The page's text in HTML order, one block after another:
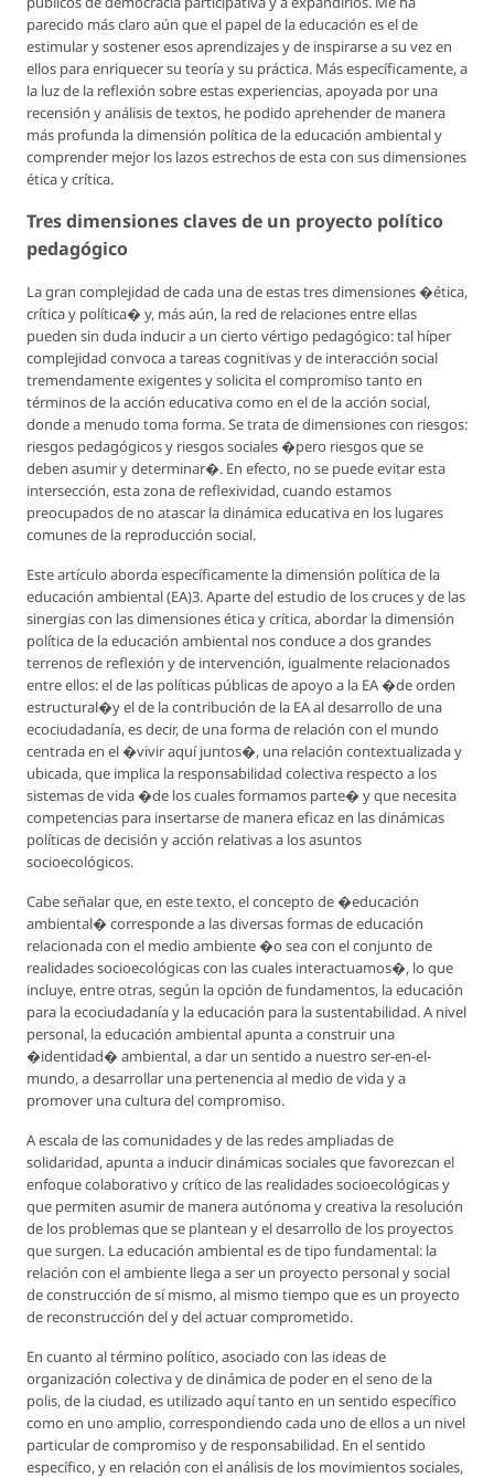
parecido más claro aún que el papel de la educación es el de
estimular y sostener esos aprendizajes y de inspirarse a su vez en
ellos para enriquecer su teoría y su práctica. Más específicamente, a
la luz de la reflexión sobre estas experiencias, apoyada por una
recensión y análisis de textos, he podido aprehender de manera
más profunda la dimensión política de la educación ambiental y
comprender mejor los lazos estrechos de esta con sus dimensiones
ética y crítica.
Tres dimensiones claves de un proyecto político
pedagógico
La gran complejidad de cada una de estas tres dimensiones �ética,
crítica y política� y, más aún, la red de relaciones entre ellas
pueden sin duda inducir a un cierto vértigo pedagógico: tal híper
complejidad convoca a tareas cognitivas y de interacción social
tremendamente exigentes y solicita el compromiso tanto en
términos de la acción educativa como en el de la acción social,
donde a menudo toma forma. Se trata de dimensiones con riesgos:
riesgos pedagógicos y riesgos sociales �pero riesgos que se
deben asumir y determinar�. En efecto, no se puede evitar esta
intersección, esta zona de reflexividad, cuando estamos
preocupados de no atascar la dinámica educativa en los lugares
comunes de la reproducción social.
Este artículo aborda específicamente la dimensión política de la
educación ambiental (EA)3. Aparte del estudio de los cruces y de las
sinergias con las dimensiones ética y crítica, abordar la dimensión
política de la educación ambiental nos conduce a dos grandes
terrenos de reflexión y de intervención, igualmente relacionados
entre ellos: el de las políticas públicas de apoyo a la EA �de orden
estructural�y el de la contribución de la EA al desarrollo de una
ecociudadanía, es decir, de una forma de relación con el mundo
centrada en el �vivir aquí juntos�, una relación contextualizada y
ubicada, que implica la responsabilidad colectiva respecto a los
sistemas de vida �de los cuales formamos parte� y que necesita
competencias para insertarse de manera eficaz en las dinámicas
políticas de decisión y acción relativas a los asuntos
socioecológicos.
Cabe señalar que, en este texto, el concepto de �educación
ambiental� corresponde a las diversas formas de educación
relacionada con el medio ambiente �o sea con el conjunto de
realidades socioecológicas con las cuales interactuamos�, lo que
incluye, entre otras, según la opción de fundamentos, la educación
para la ecociudadanía y la educación para la sustentabilidad. A nivel
personal, la educación ambiental apunta a construir una
�identidad� ambiental, a dar un sentido a nuestro ser-en-el-
mundo, a desarrollar una pertenencia al medio de vida y a
promover una cultura del compromiso.
A escala de las comunidades y de las redes ampliadas de
solidaridad, apunta a inducir dinámicas sociales que favorezcan el
enfoque colaborativo y crítico de las realidades socioecológicas y
que permiten asumir de manera autónoma y creativa la resolución
de los problemas que se plantean y el desarrollo de los proyectos
que surgen. La educación ambiental es de tipo fundamental: la
relación con el ambiente llega a ser un proyecto personal y social
de construcción de sí mismo, al mismo tiempo que es un proyecto
de reconstrucción del y del actuar comprometido.
En cuanto al término político, asociado con las ideas de
organización colectiva y de dinámica de poder en el seno de la
polis, de la ciudad, es utilizado aquí tanto en un sentido específico
como en uno amplio, correspondiendo cada uno de ellos a un nivel
particular de compromiso y de responsabilidad. En el sentido
específico, y en relación con el análisis de los movimientos sociales,